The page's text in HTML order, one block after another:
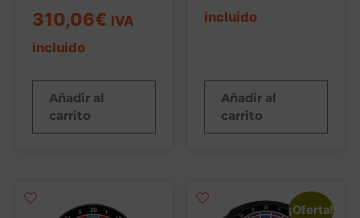
310,06€ IVA
incluido
Añadir al
carrito
incluido
Añadir al
carrito
¡Oferta!